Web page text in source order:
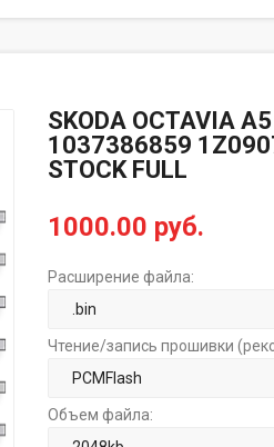
SKODA OCTAVIA
1037386859
STOCK FULL
1000.00 руб.
Расширение файла:
Чтение/запись прошивки
Объем файла: